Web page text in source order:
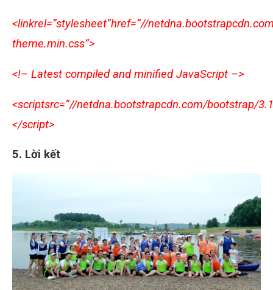
<linkrel=”stylesheet”href=”//
theme.min.css”>
<!– Latest compiled and minified JavaScript –>
<scriptsrc=”//netdna.bootstrapcdn.com/bootstrap/
</script>
5. Lời kết